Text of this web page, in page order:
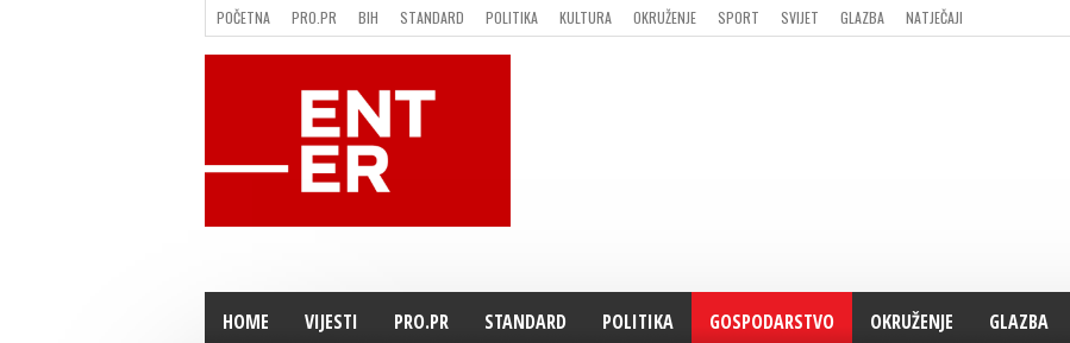
POČETNA PRO.PR BIH STANDARD POLITIKA KULTURA OKRUŽENJE SPORT SVIJET GLAZBA
NATJEČAJI
FILMING LOCATION IN BH
KONTAKT
HOME VIJESTI PRO.PR STANDARD POLITIKA GOSPODARSTVO OKRUŽENJE GLAZBA